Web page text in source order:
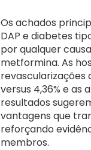
Os achados
DAP e diabetes
por qualquer
metformina. As
revascularizações
versus 4,36% e as
resultados
vantagens que
reforçando
membros.